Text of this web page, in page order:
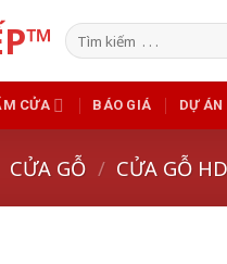
Tìm
kiếm:
CỬA BÁO GIÁ DỰ ÁN
CỬA GỖ / CỬA GỖ